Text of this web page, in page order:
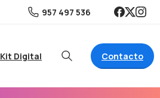
957 497 536
Kit Digital
Search
Contacto